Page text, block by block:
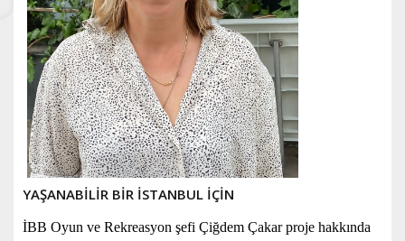
YAŞANABİLİR BİR İSTANBUL İÇİN
İBB Oyun ve Rekreasyon şefi Çiğdem Çakar proje hakkında